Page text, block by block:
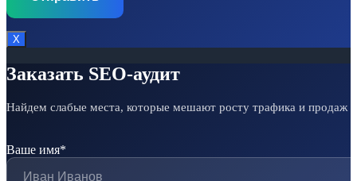
Х
Заказать SEO-аудит
Найдем слабые места, которые мешают росту трафика и продаж
Ваше имя*